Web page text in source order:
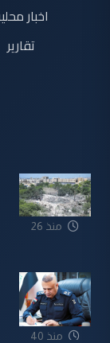
اخبار
تقارير
منذ 26
منذ 40